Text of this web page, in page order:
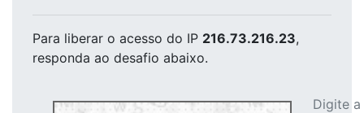
Para liberar o acesso do IP 216.73.216.23,
responda ao desafio abaixo.
Digite